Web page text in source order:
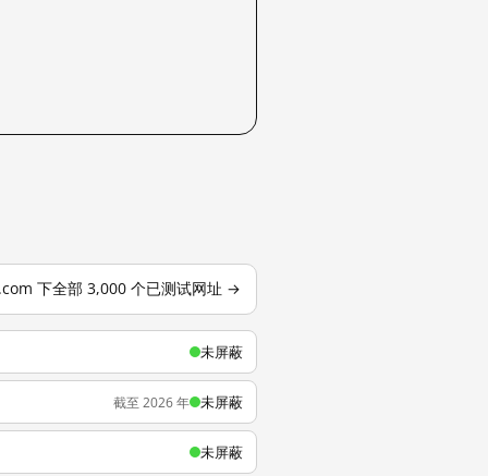
下全部 3,000 个已测试网址 →
未屏蔽
截至 2026 年 未屏蔽
未屏蔽